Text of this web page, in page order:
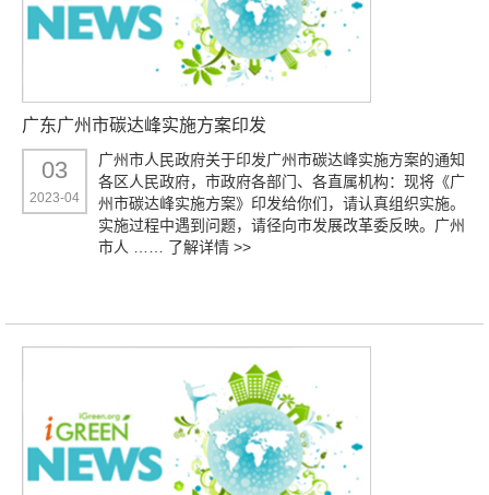
广东广州市碳达峰实施方案印发
03
2023-04
广州市人民政府关于印发广州市碳达峰实施方案的通知
各区人民政府，市政府各部门、各直属机构：现将《广
州市碳达峰实施方案》印发给你们，请认真组织实施。
实施过程中遇到问题，请径向市发展改革委反映。广州
市人 …… 了解详情 >>